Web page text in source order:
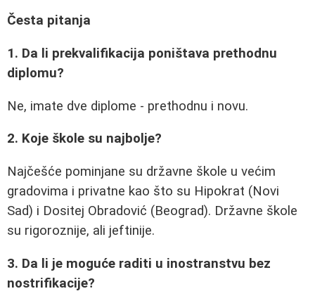
Česta pitanja
1. Da li prekvalifikacija poništava prethodnu
diplomu?
Ne, imate dve diplome - prethodnu i novu.
2. Koje škole su najbolje?
Najčešće pominjane su državne škole u većim
gradovima i privatne kao što su Hipokrat (Novi
Sad) i Dositej Obradović (Beograd). Državne škole
su rigoroznije, ali jeftinije.
3. Da li je moguće raditi u inostranstvu bez
nostrifikacije?